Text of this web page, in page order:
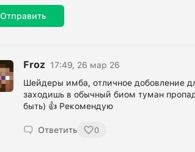
Отправить
Froz 17:49, 26 мар 26
Шейдеры имба, отличное добовление
заходишь в обычный биом туман
быть) 👍 Рекомендую
Ответить 0